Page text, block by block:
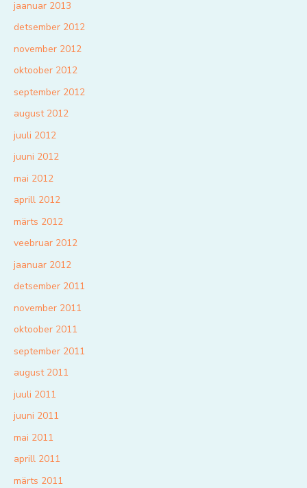
jaanuar 2013
detsember 2012
november 2012
oktoober 2012
september 2012
august 2012
juuli 2012
juuni 2012
mai 2012
aprill 2012
märts 2012
veebruar 2012
jaanuar 2012
detsember 2011
november 2011
oktoober 2011
september 2011
august 2011
juuli 2011
juuni 2011
mai 2011
aprill 2011
märts 2011